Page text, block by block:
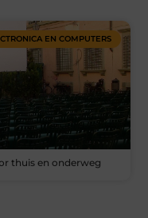
EN COMPUTERS
thuis en onderweg